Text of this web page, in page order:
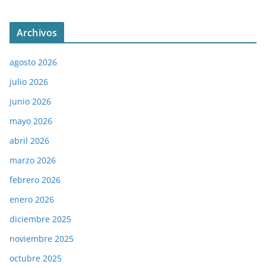
Archivos
agosto 2026
julio 2026
junio 2026
mayo 2026
abril 2026
marzo 2026
febrero 2026
enero 2026
diciembre 2025
noviembre 2025
octubre 2025